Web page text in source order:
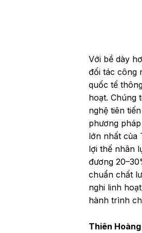
Với bề dày
đối tác công
quốc tế
hoạt. Chúng
nghệ tiên
phương
lớn nhất của
lợi thế nhân
đương
chuẩn chất
nghi linh
hành trình
Thiên